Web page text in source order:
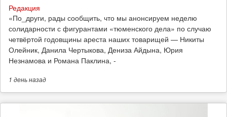
Редакция
​«По_други, рады сообщить, что мы анонсируем неделю
солидарности с фигурантами «тюменского дела» по случаю
четвёртой годовщины ареста наших товарищей — Никиты
Олейник, Данила Чертыкова, Дениза Айдына, Юрия
Незнамова и Романа Паклина, -
1 деньназад